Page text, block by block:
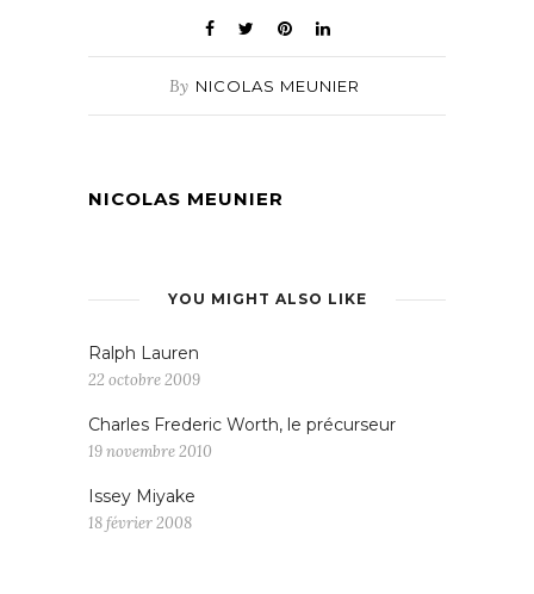
By NICOLAS MEUNIER
NICOLAS MEUNIER
YOU MIGHT ALSO LIKE
Ralph Lauren
22 octobre 2009
Charles Frederic Worth, le précurseur
19 novembre 2010
Issey Miyake
18 février 2008